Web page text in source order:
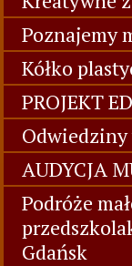
Poznajemy
Kółko
PROJEKT
Odwiedziny
AUDYCJA
Podróże
Gdańsk